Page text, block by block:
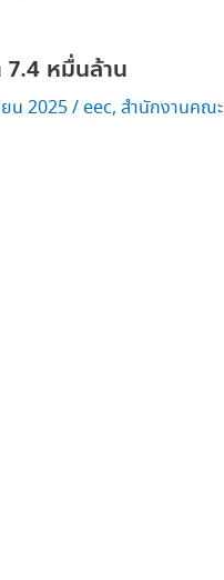
7.4 หมื่นล้าน
น 2025/ eec, สำนักงานคณะ